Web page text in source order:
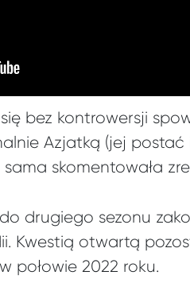
bez kontrowersji
Azjatką (jej postać
skomentowała
drugiego sezonu
Kwestią otwartą
połowie 2022 roku.